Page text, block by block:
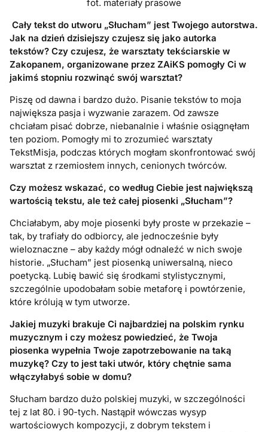
fot. materiały prasowe
Cały tekst do utworu „Słucham” jest Twojego autorstwa.
Jak na dzień dzisiejszy czujesz się jako autorka
tekstów? Czy czujesz, że warsztaty tekściarskie w
Zakopanem, organizowane przez ZAiKS pomogły Ci w
jakimś stopniu rozwinąć swój warsztat?
Piszę od dawna i bardzo dużo. Pisanie tekstów to moja
największa pasja i wyzwanie zarazem. Od zawsze
chciałam pisać dobrze, niebanalnie i właśnie osiągnęłam
ten poziom. Pomogły mi to zrozumieć warsztaty
TekstMisja, podczas których mogłam skonfrontować swój
warsztat z rzemiosłem innych, cenionych twórców.
Czy możesz wskazać, co według Ciebie jest największą
wartością tekstu, ale też całej piosenki „Słucham”?
Chciałabym, aby moje piosenki były proste w przekazie –
tak, by trafiały do odbiorcy, ale jednocześnie były
wieloznaczne – aby każdy mógł odnaleźć w nich swoje
historie. „Słucham” jest piosenką uniwersalną, nieco
poetycką. Lubię bawić się środkami stylistycznymi,
szczególnie upodobałam sobie metaforę i powtórzenie,
które królują w tym utworze.
Jakiej muzyki brakuje Ci najbardziej na polskim rynku
muzycznym i czy możesz powiedzieć, że Twoja
piosenka wypełnia Twoje zapotrzebowanie na taką
muzykę? Czy to jest taki utwór, który chętnie sama
włączyłabyś sobie w domu?
Słucham bardzo dużo polskiej muzyki, w szczególności
tej z lat 80. i 90-tych. Nastąpił wówczas wysyp
wartościowych kompozycji, z dobrym tekstem i